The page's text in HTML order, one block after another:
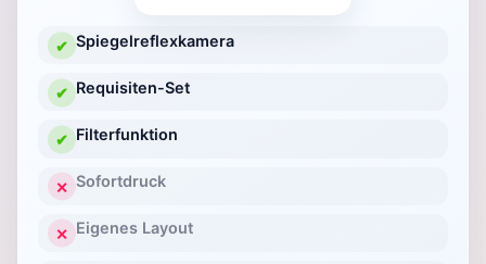
✔ Spiegelreflexkamera
✔ Requisiten-Set
✔ Filterfunktion
✕ Sofortdruck
✕ Eigenes Layout